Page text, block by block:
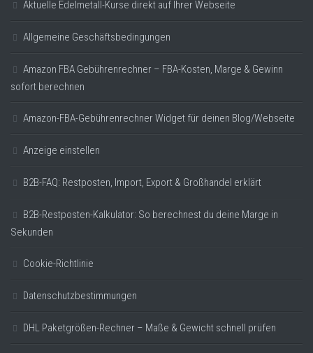
Aktuelle Edelmetall-Kurse direkt auf Ihrer Webseite
Allgemeine Geschäftsbedingungen
Amazon FBA Gebührenrechner – FBA-Kosten, Marge & Gewinn
sofort berechnen
Amazon-FBA-Gebührenrechner Widget für deinen Blog/Webseite
Anzeige einstellen
B2B-FAQ: Restposten, Import, Export & Großhandel erklärt
B2B-Restposten-Kalkulator: So berechnest du deine Marge in
Sekunden
Cookie-Richtlinie
Datenschutzbestimmungen
DHL Paketgrößen-Rechner – Maße & Gewicht schnell prüfen